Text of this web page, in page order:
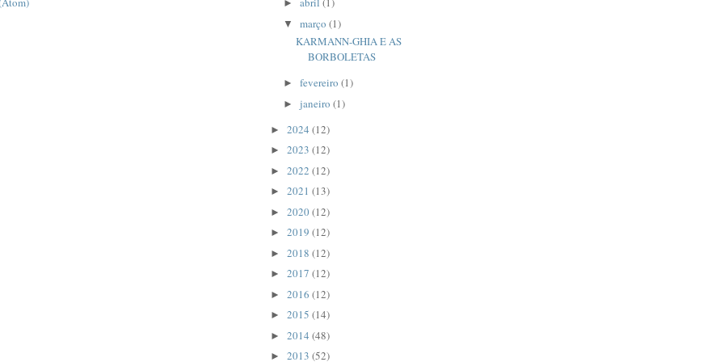
►
▼ março (1)
KARMANN-GHIA E AS
BORBOLETAS
► fevereiro (1)
► janeiro (1)
► 2024 (12)
► 2023 (12)
► 2022 (12)
► 2021 (13)
► 2020(12)
► 2019 (12)
► 2018 (12)
► 2017 (12)
► 2016 (12)
► 2015 (14)
► 2014 (48)
► 2013 (52)